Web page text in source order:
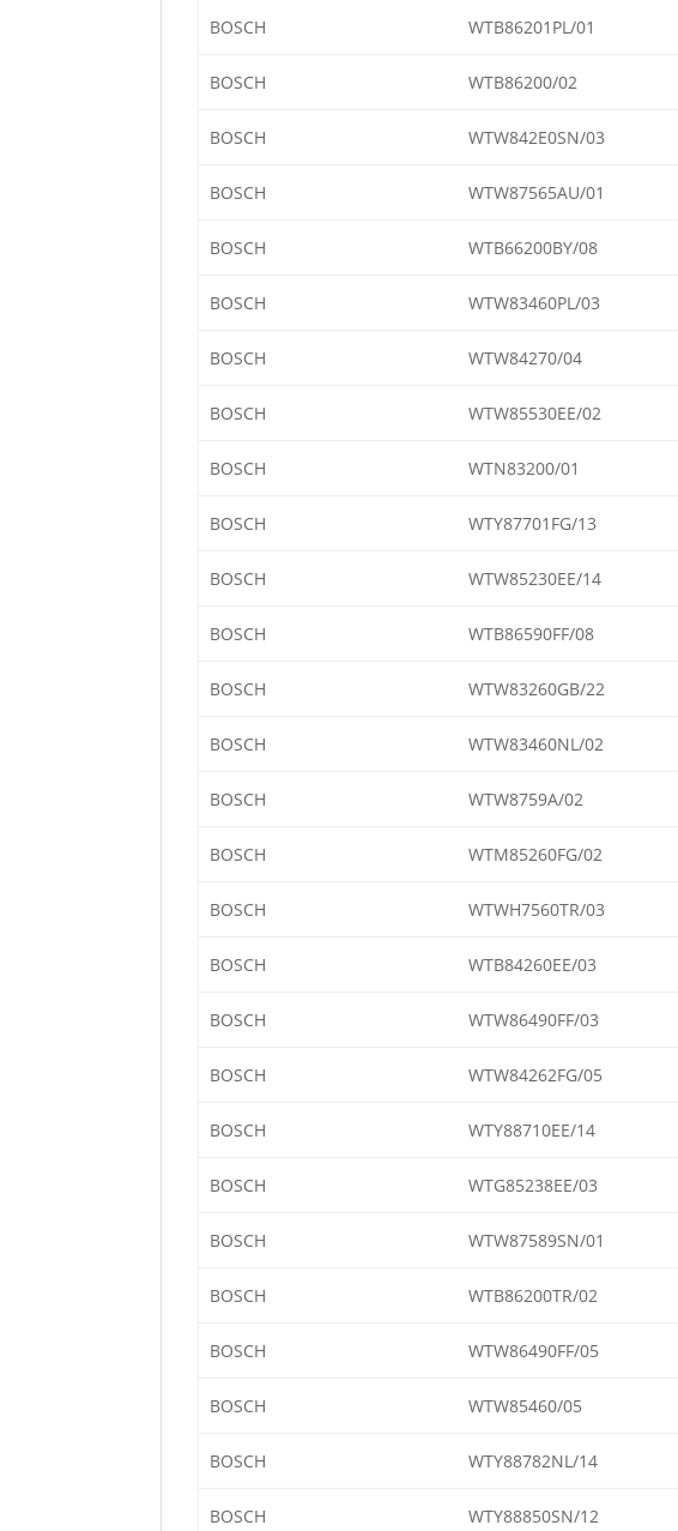
BOSCH WTB86201PL/01
BOSCH WTB86200/02
BOSCH WTW842E0SN/03
BOSCH WTW87565AU/01
BOSCH WTB66200BY/08
BOSCH WTW83460PL/03
BOSCH WTW84270/04
BOSCH WTW85530EE/02
BOSCH WTN83200/01
BOSCH WTY87701FG/13
BOSCH WTW85230EE/14
BOSCH WTB86590FF/08
BOSCH WTW83260GB/22
BOSCH WTW83460NL/02
BOSCH WTW8759A/02
BOSCH WTM85260FG/02
BOSCH WTWH7560TR/03
BOSCH WTB84260EE/03
BOSCH WTW86490FF/03
BOSCH WTW84262FG/05
BOSCH WTY88710EE/14
BOSCH WTG85238EE/03
BOSCH WTW87589SN/01
BOSCH WTB86200TR/02
BOSCH WTW86490FF/05
BOSCH WTW85460/05
BOSCH WTY88782NL/14
BOSCH WTY88850SN/12